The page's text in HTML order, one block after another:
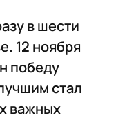
в шести
12 ноября
победу
стал
важных